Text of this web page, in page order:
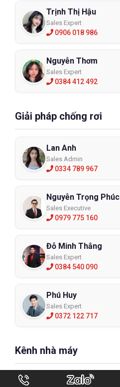
Trịnh Thị Hậu
Sales Expert
0906 018 986
Nguyễn Thơm
Sales Expert
0384 412 492
Giải pháp chống rơi
Lan Anh
Sales Admin
0334 789 967
Nguyễn Trọng Phúc
Sales Executive
0979 775 160
Đỗ Minh Thắng
Sales Expert
0384 540 090
Phú Huy
Sales Expert
0372 122 717
Kênh nhà máy
Trần Huyền Trang